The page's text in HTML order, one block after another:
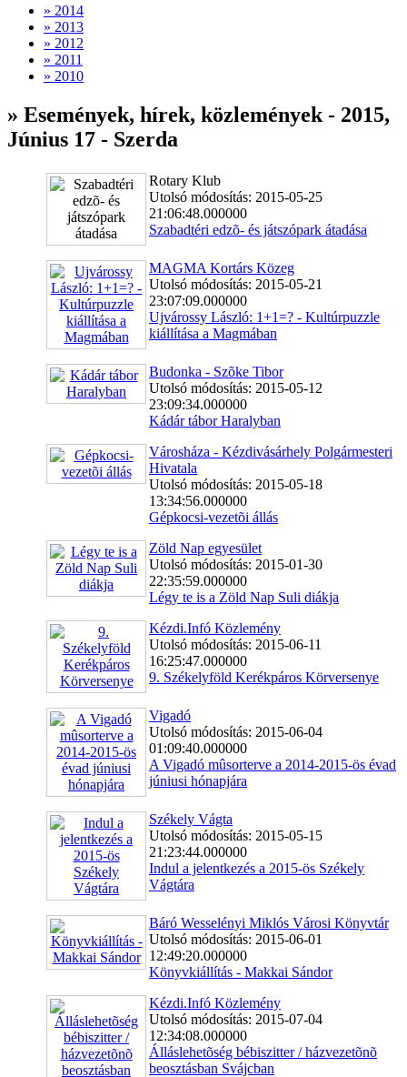
» 2014
» 2013
» 2012
» 2011
» 2010
» Események, hírek, közlemények - 2015,
Június 17 - Szerda
Rotary Klub
Utolsó módosítás: 2015-05-25
21:06:48.000000
Szabadtéri edzõ- és játszópark átadása
MAGMA Kortárs Közeg
Utolsó módosítás: 2015-05-21
23:07:09.000000
Ujvárossy László: 1+1=? - Kultúrpuzzle
kiállítása a Magmában
Budonka - Szõke Tibor
Utolsó módosítás: 2015-05-12
23:09:34.000000
Kádár tábor Haralyban
Városháza - Kézdivásárhely Polgármesteri
Hivatala
Utolsó módosítás: 2015-05-18
13:34:56.000000
Gépkocsi-vezetõi állás
Zöld Nap egyesület
Utolsó módosítás: 2015-01-30
22:35:59.000000
Légy te is a Zöld Nap Suli diákja
Kézdi.Infó Közlemény
Utolsó módosítás: 2015-06-11
16:25:47.000000
9. Székelyföld Kerékpáros Körversenye
Vigadó
Utolsó módosítás: 2015-06-04
01:09:40.000000
A Vigadó mûsorterve a 2014-2015-ös évad
júniusi hónapjára
Székely Vágta
Utolsó módosítás: 2015-05-15
21:23:44.000000
Indul a jelentkezés a 2015-ös Székely
Vágtára
Báró Wesselényi Miklós Városi Könyvtár
Utolsó módosítás: 2015-06-01
12:49:20.000000
Könyvkiállítás - Makkai Sándor
Kézdi.Infó Közlemény
Utolsó módosítás: 2015-07-04
12:34:08.000000
Álláslehetõség bébiszitter / házvezetõnõ
beosztásban Svájcban